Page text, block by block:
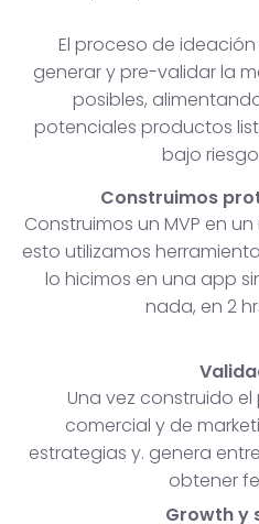
El proceso de
generar y pre-validar la
posibles,
potenciales productos
bajo
Construimos
Construimos un MVP en
esto utilizamos
lo hicimos en una app
nada, en 2
Una vez construido
comercial y de
estrategias y. genera
obtener
Growth y